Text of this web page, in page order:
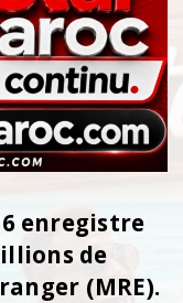
enregistre
de
(MRE).